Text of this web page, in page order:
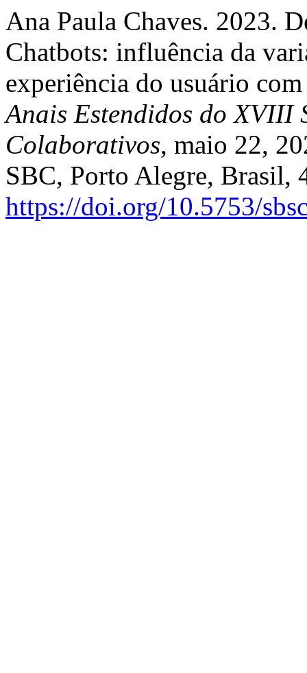
Ana Paula Chaves. 2023.
Chatbots: influência da
experiência do usuário
Anais Estendidos do XVIII
Colaborativos, maio 22,
SBC, Porto Alegre, Brasil,
https://doi.org/10.5753/